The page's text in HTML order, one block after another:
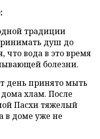
традиции
душ до
что вода в это время
болезни.
день принято мыть
хлам. После
Пасхи тяжелый
в доме уже не